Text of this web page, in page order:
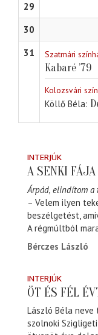
29
30
31
Szatmári
Kabaré ’79
Kolozsvári
Köllő Béla
INTERJÚK
A SENKI FÁJA
Árpád, elindítom a
– Velem ilyen
beszélgetést,
A régmúltból
Bérczes László
INTERJÚK
ÖT ÉS FÉL
László Béla neve
szolnoki